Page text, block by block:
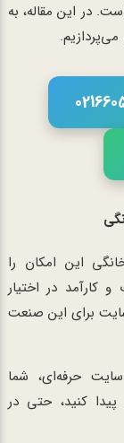
در این مقاله، به
این امکان را
در اختیار
برای این صنعت
حرفه‌ای، شما
کنید، حتی در